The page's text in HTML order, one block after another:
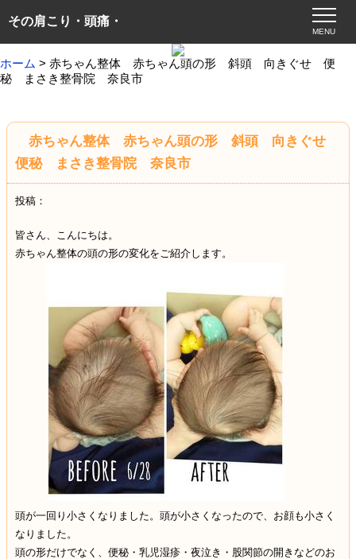
その肩こり・頭痛・
MENU
ホーム > 赤ちゃん整体 赤ちゃん頭の形 斜頭 向きぐせ 便
秘 まさき整骨院 奈良市
赤ちゃん整体 赤ちゃん頭の形 斜頭 向きぐせ
便秘 まさき整骨院 奈良市
投稿：
皆さん、こんにちは。
赤ちゃん整体の頭の形の変化をご紹介します。
頭が一回り小さくなりました。頭が小さくなったので、お顔も小さく
なりました。
頭の形だけでなく、便秘・乳児湿疹・夜泣き・股関節の開きなどのお